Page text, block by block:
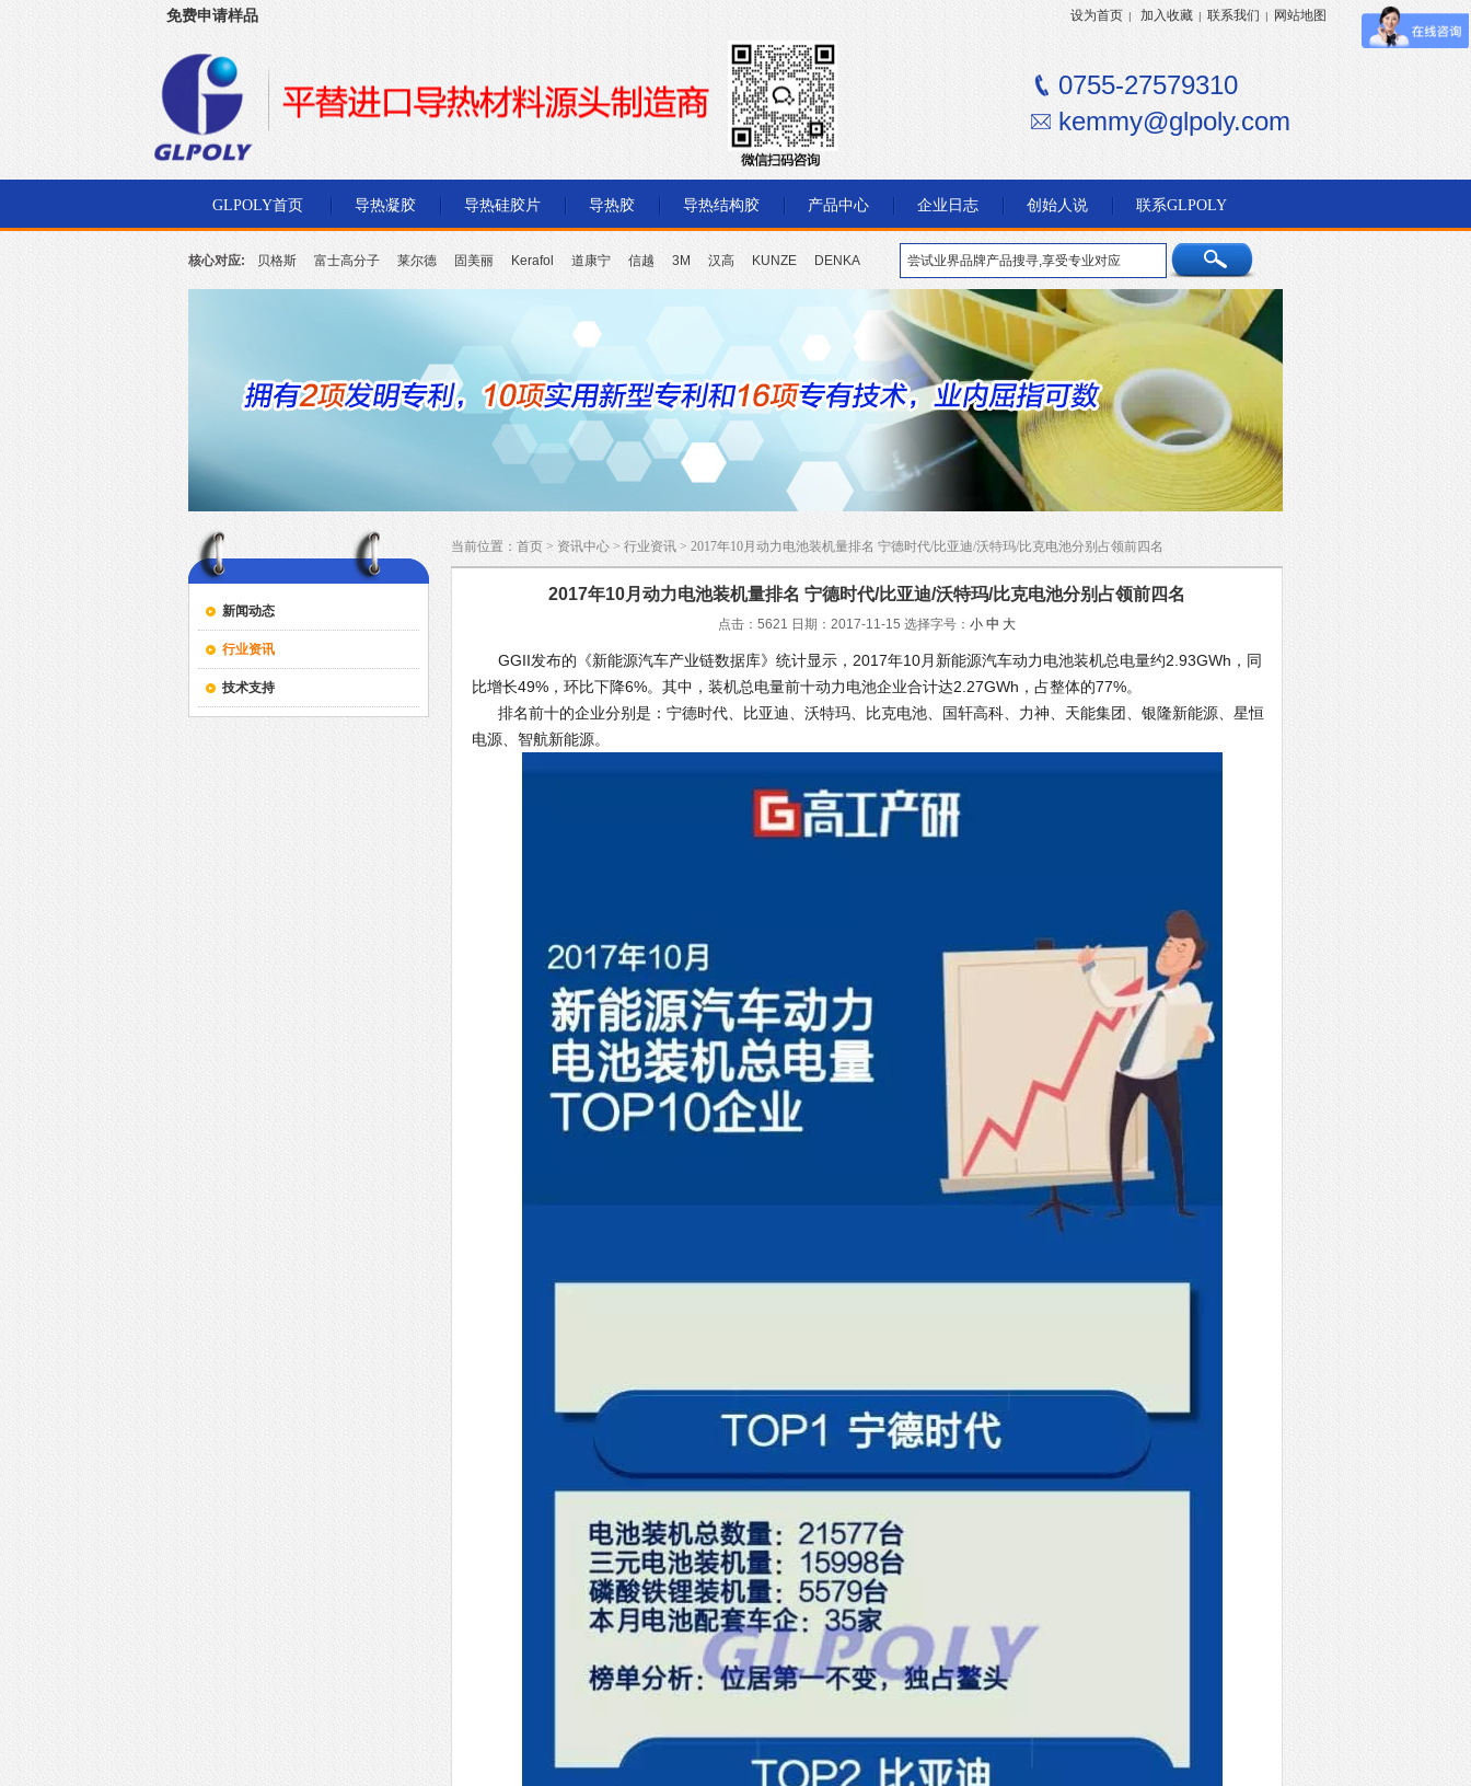
免费申请样品 设为首页 | 加入收藏 | 联系我们 | 网站地图
0755-27579310
kemmy@glpoly.com
GLPOLY首页 导热凝胶 导热硅胶片 导热胶 导热结构胶 产品中心 企业日志 创始人说 联系GLPOLY
核心对应: 贝格斯 富士高分子 莱尔德 固美丽 Kerafol 道康宁 信越 3M 汉高 KUNZE DENKA
新闻动态
行业资讯
技术支持
当前位置： 首页 > 资讯中心 > 行业资讯 > 2017年10月动力电池装机量排名 宁德时代/比亚迪/沃特玛/比克电池分别占领前四名
2017年10月动力电池装机量排名 宁德时代/比亚迪/沃特玛/比克电池分别占领前四名
点击：5621 日期：2017-11-15 选择字号： 小 中 大
GGII发布的《新能源汽车产业链数据库》统计显示，2017年10月新能源汽车动力电池装机总电量约2.93GWh，同
比增长49%，环比下降6%。其中，装机总电量前十动力电池企业合计达2.27GWh，占整体的77%。
排名前十的企业分别是：宁德时代、比亚迪、沃特玛、比克电池、国轩高科、力神、天能集团、银隆新能源、星恒
电源、智航新能源。